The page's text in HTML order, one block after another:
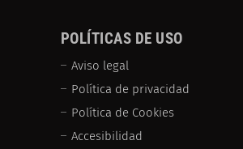
POLÍTICAS DE USO
Aviso legal
Política de privacidad
Política de Cookies
Accesibilidad